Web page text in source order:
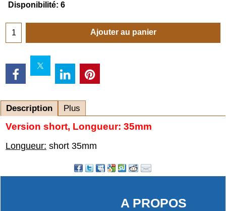
Disponibilité: 6
Ajouter au panier
Description Plus
Version short, Longueur: 35mm
Longueur: short 35mm
A PROPOS